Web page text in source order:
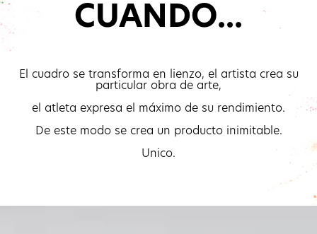
CUANDO...
El cuadro se transforma en lienzo, el artista crea su
particular obra de arte,
el atleta expresa el máximo de su rendimiento.
De este modo se crea un producto inimitable.
Unico.